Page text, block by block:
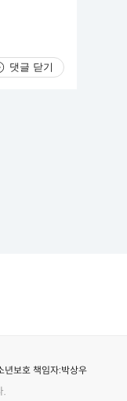
댓글 닫기
년보호 책임자:박상우
.